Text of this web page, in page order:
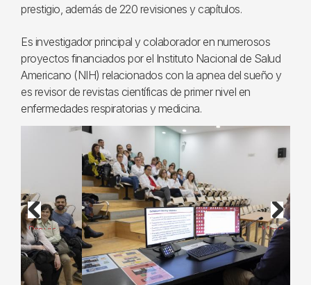
prestigio, además de 220 revisiones y capítulos.
Es investigador principal y colaborador en numerosos
proyectos financiados por el Instituto Nacional de Salud
Americano (NIH) relacionados con la apnea del sueño y
es revisor de revistas científicas de primer nivel en
enfermedades respiratorias y medicina.
Previous Next